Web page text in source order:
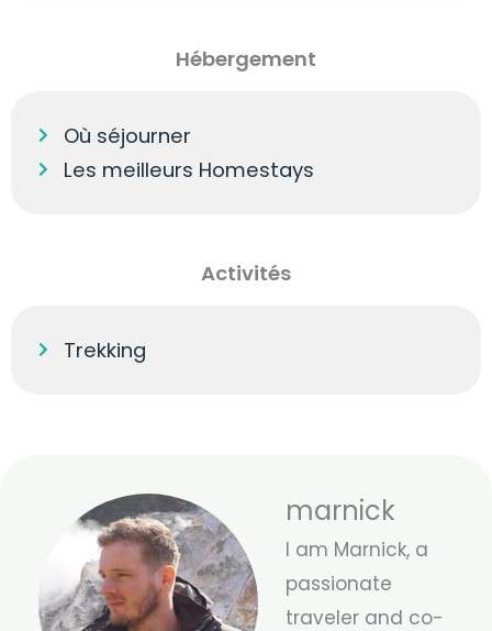
Hébergement
Où séjourner
Les meilleurs Homestays
Activités
Trekking
marnick
I am Marnick, a
passionate
traveler and co-